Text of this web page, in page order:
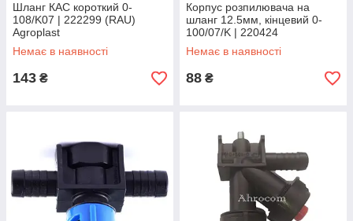
Шланг КАС короткий 0-
108/K07 | 222299 (RAU)
Agroplast
Немає в наявності
143 ₴
Корпус розпилювача на
шланг 12.5мм, кінцевий 0-
100/07/K | 220424
AGROPLAST
Немає в наявності
88 ₴